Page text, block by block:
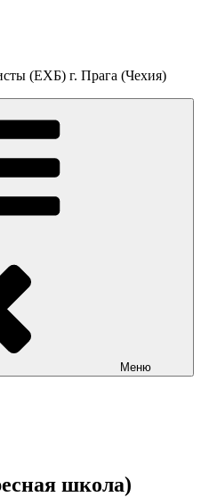
(ЕХБ) г. Прага (Чехия)
Меню
школа)